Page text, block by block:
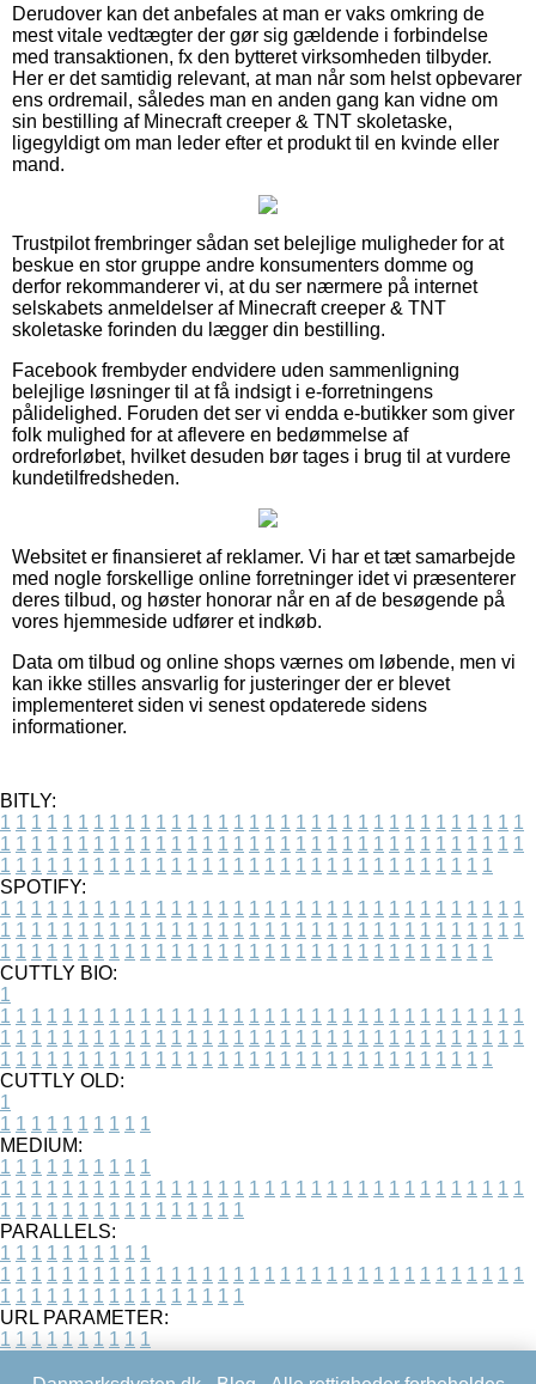
Derudover kan det anbefales at man er vaks omkring de
mest vitale vedtægter der gør sig gældende i forbindelse
med transaktionen, fx den bytteret virksomheden tilbyder.
Her er det samtidig relevant, at man når som helst opbevarer
ens ordremail, således man en anden gang kan vidne om
sin bestilling af Minecraft creeper & TNT skoletaske,
ligegyldigt om man leder efter et produkt til en kvinde eller
mand.
Trustpilot frembringer sådan set belejlige muligheder for at
beskue en stor gruppe andre konsumenters domme og
derfor rekommanderer vi, at du ser nærmere på internet
selskabets anmeldelser af Minecraft creeper & TNT
skoletaske forinden du lægger din bestilling.
Facebook frembyder endvidere uden sammenligning
belejlige løsninger til at få indsigt i e-forretningens
pålidelighed. Foruden det ser vi endda e-butikker som giver
folk mulighed for at aflevere en bedømmelse af
ordreforløbet, hvilket desuden bør tages i brug til at vurdere
kundetilfredsheden.
Websitet er finansieret af reklamer. Vi har et tæt samarbejde
med nogle forskellige online forretninger idet vi præsenterer
deres tilbud, og høster honorar når en af de besøgende på
vores hjemmeside udfører et indkøb.
Data om tilbud og online shops værnes om løbende, men vi
kan ikke stilles ansvarlig for justeringer der er blevet
implementeret siden vi senest opdaterede sidens
informationer.
BITLY:
1 1 1 1 1 1 1 1 1 1 1 1 1 1 1 1 1 1 1 1 1 1 1 1 1 1 1 1 1 1 1 1 1 1
1 1 1 1 1 1 1 1 1 1 1 1 1 1 1 1 1 1 1 1 1 1 1 1 1 1 1 1 1 1 1 1 1 1
1 1 1 1 1 1 1 1 1 1 1 1 1 1 1 1 1 1 1 1 1 1 1 1 1 1 1 1 1 1 1 1
SPOTIFY:
1 1 1 1 1 1 1 1 1 1 1 1 1 1 1 1 1 1 1 1 1 1 1 1 1 1 1 1 1 1 1 1 1 1
1 1 1 1 1 1 1 1 1 1 1 1 1 1 1 1 1 1 1 1 1 1 1 1 1 1 1 1 1 1 1 1 1 1
1 1 1 1 1 1 1 1 1 1 1 1 1 1 1 1 1 1 1 1 1 1 1 1 1 1 1 1 1 1 1 1
CUTTLY BIO:
1
1 1 1 1 1 1 1 1 1 1 1 1 1 1 1 1 1 1 1 1 1 1 1 1 1 1 1 1 1 1 1 1 1 1
1 1 1 1 1 1 1 1 1 1 1 1 1 1 1 1 1 1 1 1 1 1 1 1 1 1 1 1 1 1 1 1 1 1
1 1 1 1 1 1 1 1 1 1 1 1 1 1 1 1 1 1 1 1 1 1 1 1 1 1 1 1 1 1 1 1
CUTTLY OLD:
1
1 1 1 1 1 1 1 1 1 1
MEDIUM:
1 1 1 1 1 1 1 1 1 1
1 1 1 1 1 1 1 1 1 1 1 1 1 1 1 1 1 1 1 1 1 1 1 1 1 1 1 1 1 1 1 1 1 1
1 1 1 1 1 1 1 1 1 1 1 1 1 1 1 1
PARALLELS:
1 1 1 1 1 1 1 1 1 1
1 1 1 1 1 1 1 1 1 1 1 1 1 1 1 1 1 1 1 1 1 1 1 1 1 1 1 1 1 1 1 1 1 1
1 1 1 1 1 1 1 1 1 1 1 1 1 1 1 1
URL PARAMETER:
1 1 1 1 1 1 1 1 1 1